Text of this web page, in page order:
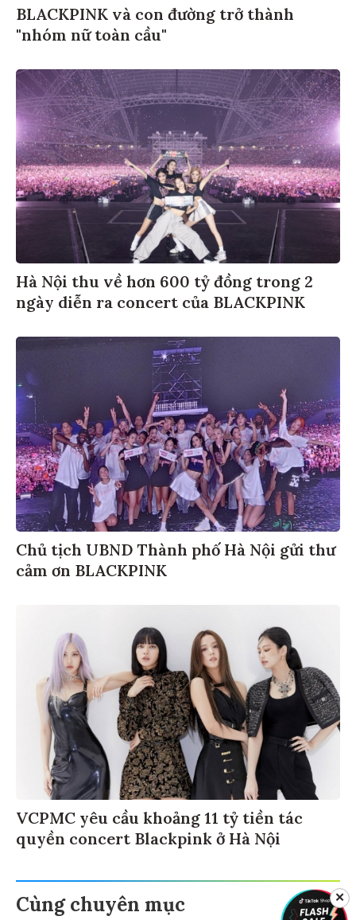
BLACKPINK và con đường trở thành
"nhóm nữ toàn cầu"
Hà Nội thu về hơn 600 tỷ đồng trong 2
ngày diễn ra concert của BLACKPINK
Chủ tịch UBND Thành phố Hà Nội gửi thư
cảm ơn BLACKPINK
VCPMC yêu cầu khoảng 11 tỷ tiền tác
quyền concert Blackpink ở Hà Nội
Cùng chuyên mục ✕